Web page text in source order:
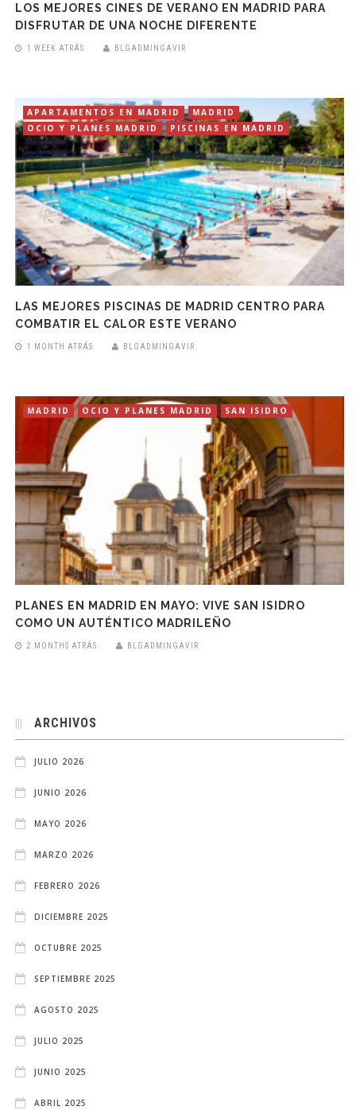
LOS MEJORES CINES DE VERANO EN MADRID PARA
DISFRUTAR DE UNA NOCHE DIFERENTE
1 WEEK ATRÁS BLGADMINGAVIR
APARTAMENTOS EN MADRID
MADRID
OCIO Y PLANES MADRID
PISCINAS EN MADRID
LAS MEJORES PISCINAS DE MADRID CENTRO PARA
COMBATIR EL CALOR ESTE VERANO
1 MONTH ATRÁS BLGADMINGAVIR
MADRID OCIO Y PLANES MADRID SAN ISIDRO
PLANES EN MADRID EN MAYO: VIVE SAN ISIDRO
COMO UN AUTÉNTICO MADRILEÑO
2 MONTHS ATRÁS BLGADMINGAVIR
ARCHIVOS
JULIO 2026
JUNIO 2026
MAYO 2026
MARZO 2026
FEBRERO 2026
DICIEMBRE 2025
OCTUBRE 2025
SEPTIEMBRE 2025
AGOSTO 2025
JULIO 2025
JUNIO 2025
ABRIL 2025